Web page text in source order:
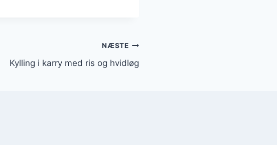
NÆSTE
Kylling i karry med ris og hvidløg